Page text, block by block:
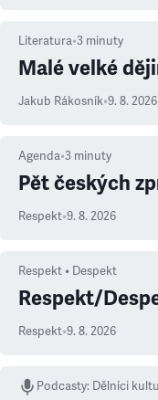
Literatura•3 minuty
Malé velké
Jakub Rákosník•9. 8. 2026
Agenda•3 minuty
Pět českých
Respekt•9. 8. 2026
Respekt • Despekt
Respekt/
Respekt•9. 8. 2026
Podcasty: Dělníci